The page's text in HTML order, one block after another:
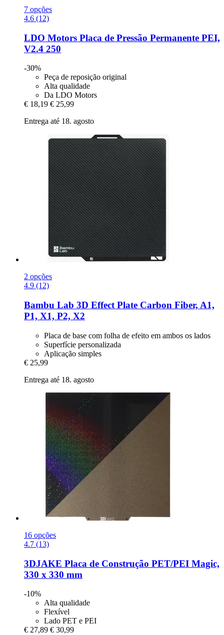
7 opções
4.6 (12)
LDO Motors Placa de Pressão Permanente PEI,
V2.4 250
-30%
Peça de reposição original
Alta qualidade
Da LDO Motors
€ 18,19 € 25,99
Entrega até 18. agosto
2 opções
4.9 (12)
Bambu Lab 3D Effect Plate Carbon Fiber, A1,
P1, X1, P2, X2
Placa de base com folha de efeito em ambos os lados
Superfície personalizada
Aplicação simples
€ 25,99
Entrega até 18. agosto
16 opções
4.7 (13)
3DJAKE Placa de Construção PET/PEI Magic,
330 x 330 mm
-10%
Alta qualidade
Flexível
Lado PET e PEI
€ 27,89 € 30,99